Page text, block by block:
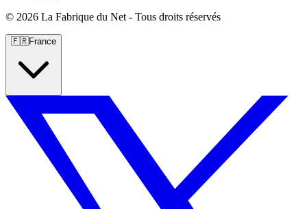
© 2026 La Fabrique du Net - Tous droits réservés
🇫🇷France